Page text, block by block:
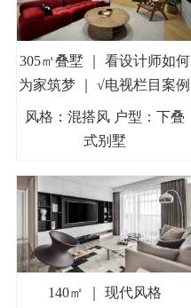
305㎡叠墅 ｜ 看设计师如何
为家筑梦 ｜ √电视栏目案例
风格：混搭风 户型：下叠
式别墅
140㎡ ｜ 现代风格